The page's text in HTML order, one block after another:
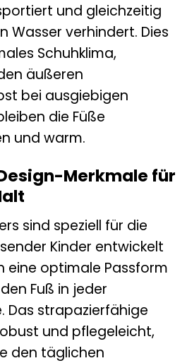
und gleichzeitig
Wasser verhindert. Dies
Schuhklima,
äußeren
bei ausgiebigen
die Füße
und warm.
Merkmale für
sind speziell für die
Kinder entwickelt
eine optimale Passform
Fuß in jeder
Das strapazierfähige
und pflegeleicht,
den täglichen